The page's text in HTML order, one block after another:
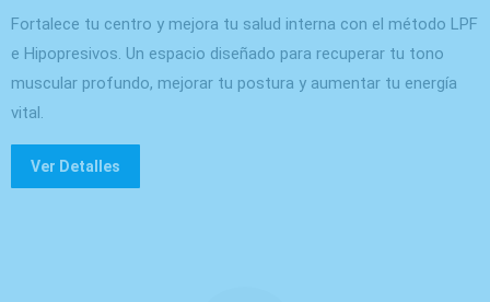
Fortalece tu centro y mejora tu salud interna con el método LPF
e Hipopresivos. Un espacio diseñado para recuperar tu tono
muscular profundo, mejorar tu postura y aumentar tu energía
vital.
Ver Detalles